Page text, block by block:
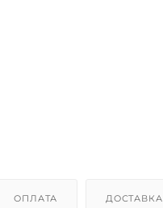
ОПЛАТА ДОСТАВКА